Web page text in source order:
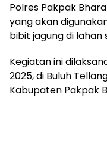
Polres Pakpak
yang akan
bibit jagung di lahan
Kegiatan ini
2025, di Buluh
Kabupaten Pakpak